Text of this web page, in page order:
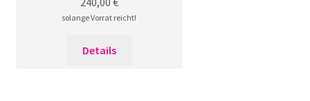
solange Vorrat reicht!
Details